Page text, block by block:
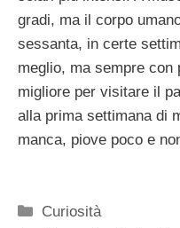
gradi, ma il corpo
sessanta, in certe
meglio, ma sempre
migliore per visitare il
alla prima settimana di
manca, piove poco e
Categorie
Curiosità